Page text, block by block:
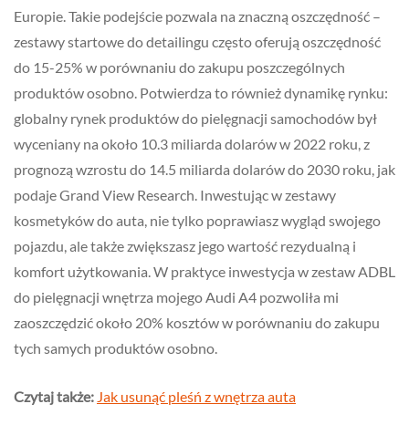
Europie. Takie podejście pozwala na znaczną oszczędność –
zestawy startowe do detailingu często oferują oszczędność
do 15-25% w porównaniu do zakupu poszczególnych
produktów osobno. Potwierdza to również dynamikę rynku:
globalny rynek produktów do pielęgnacji samochodów był
wyceniany na około 10.3 miliarda dolarów w 2022 roku, z
prognozą wzrostu do 14.5 miliarda dolarów do 2030 roku, jak
podaje Grand View Research. Inwestując w zestawy
kosmetyków do auta, nie tylko poprawiasz wygląd swojego
pojazdu, ale także zwiększasz jego wartość rezydualną i
komfort użytkowania. W praktyce inwestycja w zestaw ADBL
do pielęgnacji wnętrza mojego Audi A4 pozwoliła mi
zaoszczędzić około 20% kosztów w porównaniu do zakupu
tych samych produktów osobno.
Czytaj także: Jak usunąć pleśń z wnętrza auta